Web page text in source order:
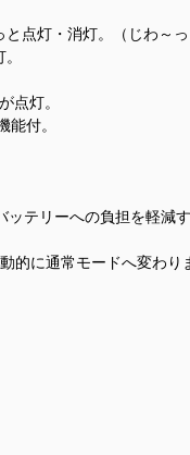
点灯・消灯。（じわ～
点灯。
能付。
テリーへの負担を軽減
的に通常モードへ変わり